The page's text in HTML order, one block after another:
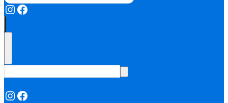
Instagram
Facebook
Instagram
Facebook